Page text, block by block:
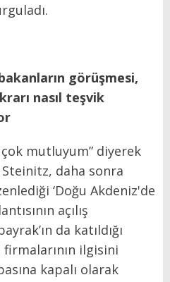
görüşmesi,
nasıl teşvik
mutluyum” diyerek
daha sonra
‘Doğu Akdeniz'de
açılış
da katıldığı
ilgisini
kapalı olarak